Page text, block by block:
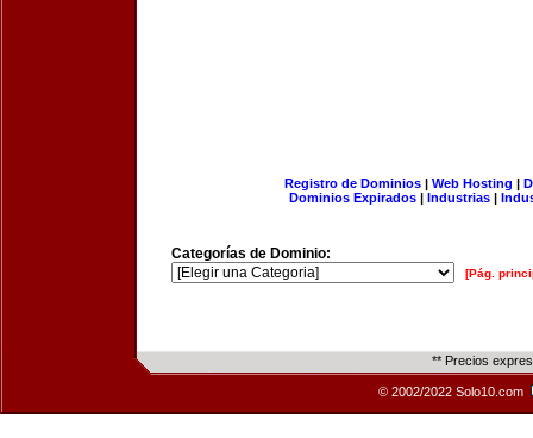
Registro de Dominios| Web Hosting |
Dominios Expirados | Industrias |
Categorías de Dominio:
[Pág.
** Precios
© 2002/2022 Solo10.com